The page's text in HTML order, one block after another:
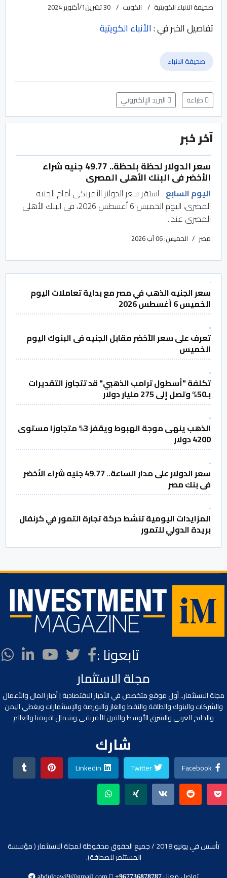
صحيفة الانباء الكويتية الكويت 30 تشرين1/أكتوير 2024
تفاصيل الخبر في :الأنباء الكويتية
صحيفة الانباء
طباعة البريد الإلكتروني
آخر خبر
سعر الدولار لحظة بلحظة.. 49.77 جنيه شراء
الأخضر فى البنك الأهلى المصرى
اليوم السابع استقر سعر الدولار الأمريكى أمام الجنيه
المصرى، اليوم الخميس 6 أغسطس 2026، فى البنك الأهلى
المصرى عند...
مصر الخميس: 06 آب 2026
سعر الجنيه الذهب في مصر مع بداية تعاملات اليوم
الخميس 6 أغسطس 2026
تعرف على سعر الأخضر مقابل الجنيه فى البنوك اليوم
الخميس
تكلفة "أسطول ترامب الذهبي" قد تتجاوز التقديرات
بـ50% وتصل إلى 275 مليار دولار
الذهب ينهى موجة الهبوط ويقفز 3% متجاوزا مستوى
4200 دولار
سعر الدولار على مدار الساعة.. 49.77 جنيه شراء الأخضر
فى بنك مصر
المزايدات اليومية تنشط حركة تجارة التمور في كرنفال
بريدة الدولي للتمور
تابعونا :
مجلة الاستثمار
مجلة الاستثمار.. أول موقع متخصص في الأخبار الاقتصادية | أخبار المال والأعمال
والشركات والبنوك والطاقة والنفط والغاز والبورصة والإستثمارات ويغطي اليمن
والخليج العربي والشرق الأوسط والقرن الأفريقي وشمال افريقيا والعالم
شارك
Facebook
Twitter
Linkedin
تأسس في يونيو 2018 / جميع الحقوق محفوظة لمجلة الاستثمار ( مؤسسة
المستثمر للصحافة).